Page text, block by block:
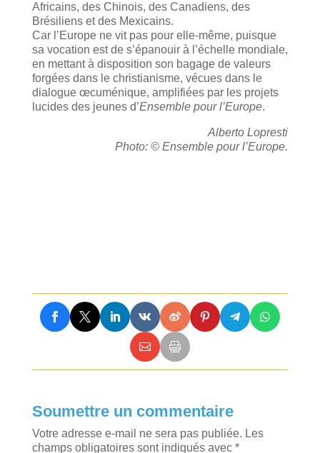
Africains, des Chinois, des Canadiens, des
Brésiliens et des Mexicains.
Car l’Europe ne vit pas pour elle-même, puisque
sa vocation est de s’épanouir à l’échelle mondiale,
en mettant à disposition son bagage de valeurs
forgées dans le christianisme, vécues dans le
dialogue œcuménique, amplifiées par les projets
lucides des jeunes d’Ensemble pour l’Europe.
Alberto Lopresti
Photo: © Ensemble pour l’Europe.
Soumettre un commentaire
Votre adresse e-mail ne sera pas publiée. Les
champs obligatoires sont indiqués avec *